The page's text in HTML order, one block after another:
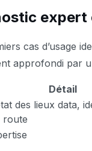
cas d’usage
approfondi par
Détail
des lieux data,
route